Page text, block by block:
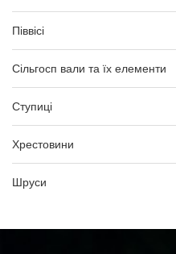
Піввісі
Сільгосп вали та їх елементи
Ступиці
Хрестовини
Шруси